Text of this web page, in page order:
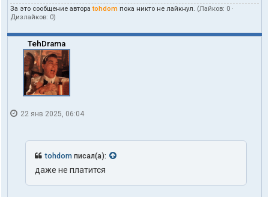
е
t
За это сообщение автораtohdom пока никто не лайкнул. (Лайков: 0 ·
Дизлайков: 0)
TehDrama
22 янв 2025, 06:04
tohdom писал(а):
даже не платится